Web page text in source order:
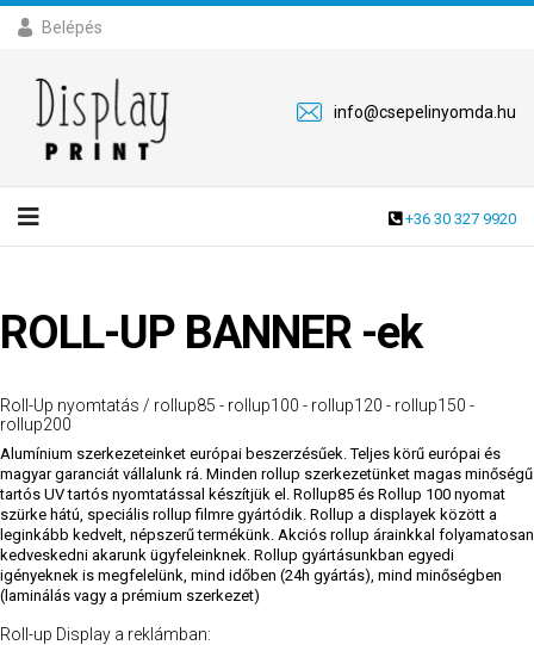
Belépés
info@csepelinyomda.hu
+36 30 327 9920
ROLL-UP BANNER -ek
Roll-Up nyomtatás / rollup85 - rollup100 - rollup120 - rollup150 -
rollup200
Alumínium szerkezeteinket európai beszerzésűek. Teljes körű európai és
magyar garanciát vállalunk rá. Minden rollup szerkezetünket magas minőségű
tartós UV tartós nyomtatással készítjük el. Rollup85 és Rollup 100 nyomat
szürke hátú, speciális rollup filmre gyártódik. Rollup a displayek között a
leginkább kedvelt, népszerű termékünk. Akciós rollup árainkkal folyamatosan
kedveskedni akarunk ügyfeleinknek. Rollup gyártásunkban egyedi
igényeknek is megfelelünk, mind időben (24h gyártás), mind minőségben
(laminálás vagy a prémium szerkezet)
Roll-up Display a reklámban: